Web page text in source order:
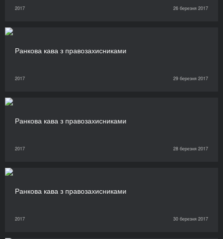
2017 26 березня 2017
Ранкова кава з правозахисниками
2017 29 березня 2017
Ранкова кава з правозахисниками
2017 28 березня 2017
Ранкова кава з правозахисниками
2017 30 березня 2017